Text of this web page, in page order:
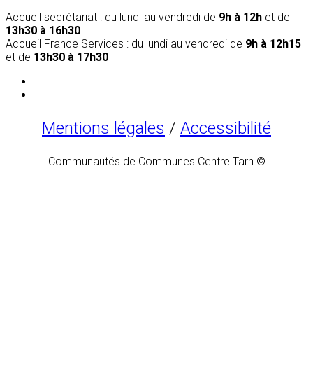
Accueil secrétariat : du lundi au vendredi de 9h à 12h et de
13h30 à 16h30
Accueil France Services : du lundi au vendredi de 9h à 12h15
et de 13h30 à 17h30
Mentions légales / Accessibilité
Communautés de Communes Centre Tarn ©